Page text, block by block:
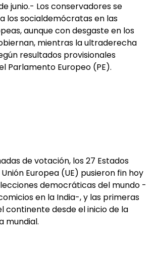
junio.- Los conservadores se
los socialdemócratas en las
aunque con desgaste en los
mientras la ultraderecha
resultados provisionales
Parlamento Europeo (PE).
de votación, los 27 Estados
Europea (UE) pusieron fin hoy
democráticas del mundo -
en la India-, y las primeras
continente desde el inicio de la
mundial.